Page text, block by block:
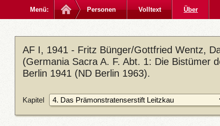
Menü: Personen Volltext Über
AF I, 1941 - Fritz Bünger/Gottfried Wentz,
(Germania Sacra A. F. Abt. 1: Die Bistümer
Berlin 1941 (ND Berlin 1963).
Kapitel